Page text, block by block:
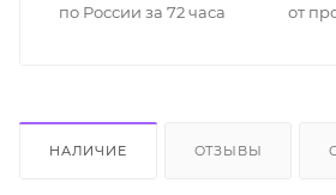
по России за 72 часа
от
НАЛИЧИЕ ОТЗЫВЫ